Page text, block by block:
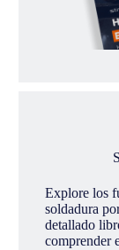
Explore los
soldadura
detallado
comprender